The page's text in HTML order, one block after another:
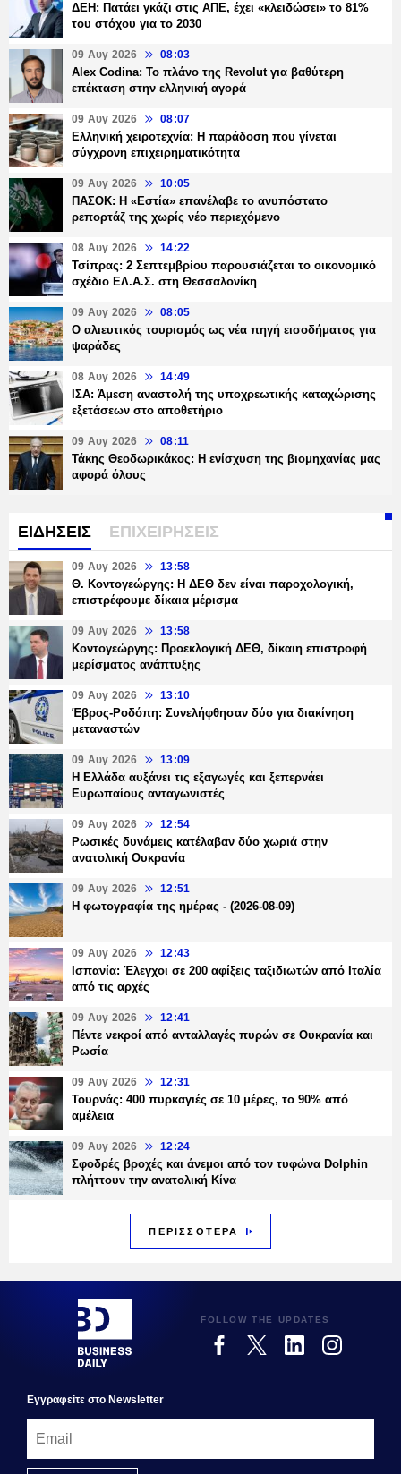
ΔΕΗ: Πατάει γκάζι στις ΑΠΕ, έχει «κλειδώσει» το 81%
του στόχου για το 2030
09 Αυγ 2026 08:03
Alex Codina: Το πλάνο της Revolut για βαθύτερη
επέκταση στην ελληνική αγορά
09 Αυγ 2026 08:07
Ελληνική χειροτεχνία: Η παράδοση που γίνεται
σύγχρονη επιχειρηματικότητα
09 Αυγ 2026 10:05
ΠΑΣΟΚ: Η «Εστία» επανέλαβε το ανυπόστατο
ρεπορτάζ της χωρίς νέο περιεχόμενο
08 Αυγ 2026 14:22
Τσίπρας: 2 Σεπτεμβρίου παρουσιάζεται το οικονομικό
σχέδιο ΕΛ.Α.Σ. στη Θεσσαλονίκη
09 Αυγ 2026 08:05
Ο αλιευτικός τουρισμός ως νέα πηγή εισοδήματος για
ψαράδες
08 Αυγ 2026 14:49
ΙΣΑ: Άμεση αναστολή της υποχρεωτικής καταχώρισης
εξετάσεων στο αποθετήριο
09 Αυγ 2026 08:11
Τάκης Θεοδωρικάκος: Η ενίσχυση της βιομηχανίας μας
αφορά όλους
ΕΙΔΗΣΕΙΣ ΕΠΙΧΕΙΡΗΣΕΙΣ
09 Αυγ 2026 13:58
Θ. Κοντογεώργης: Η ΔΕΘ δεν είναι παροχολογική,
επιστρέφουμε δίκαια μέρισμα
09 Αυγ 2026 13:58
Κοντογεώργης: Προεκλογική ΔΕΘ, δίκαιη επιστροφή
μερίσματος ανάπτυξης
09 Αυγ 2026 13:10
Έβρος-Ροδόπη: Συνελήφθησαν δύο για διακίνηση
μεταναστών
09 Αυγ 2026 13:09
Η Ελλάδα αυξάνει τις εξαγωγές και ξεπερνάει
Ευρωπαίους ανταγωνιστές
09 Αυγ 2026 12:54
Ρωσικές δυνάμεις κατέλαβαν δύο χωριά στην
ανατολική Ουκρανία
09 Αυγ 2026 12:51
Η φωτογραφία της ημέρας - (2026-08-09)
09 Αυγ 2026 12:43
Ισπανία: Έλεγχοι σε 200 αφίξεις ταξιδιωτών από Ιταλία
από τις αρχές
09 Αυγ 2026 12:41
Πέντε νεκροί από ανταλλαγές πυρών σε Ουκρανία και
Ρωσία
09 Αυγ 2026 12:31
Τουρνάς: 400 πυρκαγιές σε 10 μέρες, το 90% από
αμέλεια
09 Αυγ 2026 12:24
Σφοδρές βροχές και άνεμοι από τον τυφώνα Dolphin
πλήττουν την ανατολική Κίνα
ΠΕΡΙΣΣΟΤΕΡΑ
FOLLOW THE UPDATES
Εγγραφεiτε στο Newsletter